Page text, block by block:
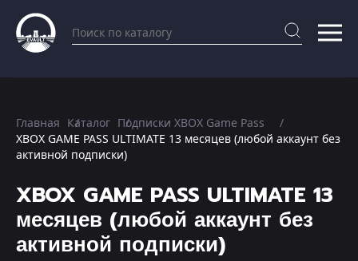
Главная Каталог Подписки XBOX Game Pass
XBOX GAME PASS ULTIMATE 13 месяцев (любой аккаунт без
активной подписки)
XBOX GAME PASS ULTIMATE 13
месяцев (любой аккаунт без
активной подписки)